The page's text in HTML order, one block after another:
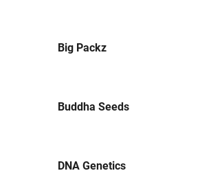
Big Packz
Buddha Seeds
DNA Genetics